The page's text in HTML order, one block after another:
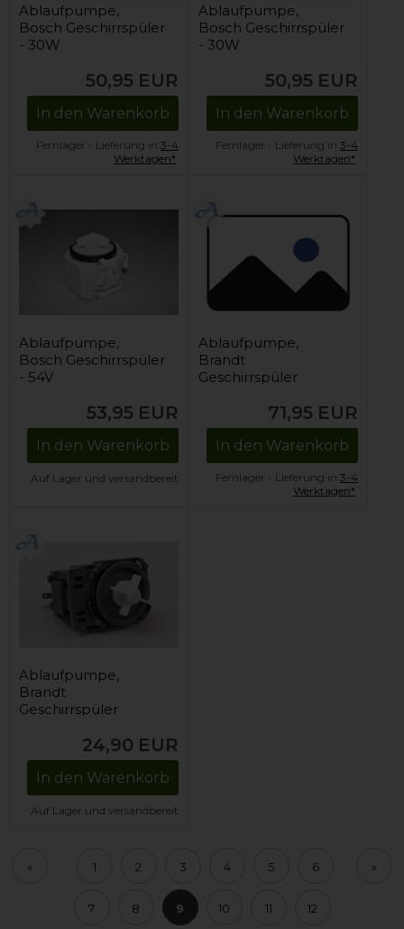
Ablaufpumpe,
Bosch Geschirrspüler
- 30W
50,95 EUR
In den Warenkorb
Fernlager - Lieferung in 3-4
Werktagen*
Ablaufpumpe,
Bosch Geschirrspüler
- 30W
50,95 EUR
In den Warenkorb
Fernlager - Lieferung in 3-4
Werktagen*
Ablaufpumpe,
Bosch Geschirrspüler
- 54V
53,95 EUR
In den Warenkorb
Auf Lager und versandbereit
Ablaufpumpe,
Brandt
Geschirrspüler
71,95 EUR
In den Warenkorb
Fernlager - Lieferung in 3-4
Werktagen*
Ablaufpumpe,
Brandt
Geschirrspüler
24,90 EUR
In den Warenkorb
Auf Lager und versandbereit
« 1 2 3 4 5 6
7 8 9 10 11 12
»